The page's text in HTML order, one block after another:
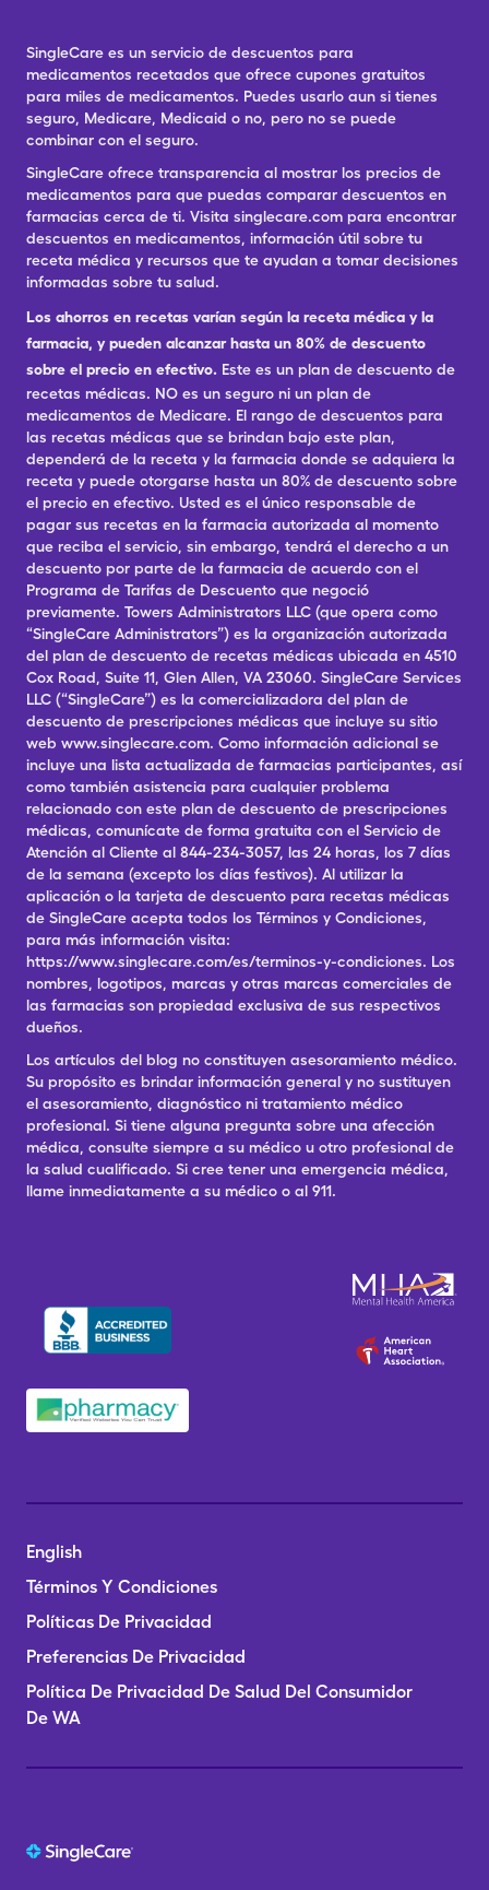
SingleCare es un servicio de descuentos para
medicamentos recetados que ofrece cupones gratuitos
para miles de medicamentos. Puedes usarlo aun si tienes
seguro, Medicare, Medicaid o no, pero no se puede
combinar con el seguro.
SingleCare ofrece transparencia al mostrar los precios de
medicamentos para que puedas comparar descuentos en
farmacias cerca de ti. Visita singlecare.com para encontrar
descuentos en medicamentos, información útil sobre tu
receta médica y recursos que te ayudan a tomar decisiones
informadas sobre tu salud.
Los ahorros en recetas varían según la receta médica y la
farmacia, y pueden alcanzar hasta un 80% de descuento
sobre el precio en efectivo. Este es un plan de descuento de
recetas médicas. NO es un seguro ni un plan de
medicamentos de Medicare. El rango de descuentos para
las recetas médicas que se brindan bajo este plan,
dependerá de la receta y la farmacia donde se adquiera la
receta y puede otorgarse hasta un 80% de descuento sobre
el precio en efectivo. Usted es el único responsable de
pagar sus recetas en la farmacia autorizada al momento
que reciba el servicio, sin embargo, tendrá el derecho a un
descuento por parte de la farmacia de acuerdo con el
Programa de Tarifas de Descuento que negoció
previamente. Towers Administrators LLC (que opera como
“SingleCare Administrators”) es la organización autorizada
del plan de descuento de recetas médicas ubicada en 4510
Cox Road, Suite 11, Glen Allen, VA 23060. SingleCare Services
LLC (“SingleCare”) es la comercializadora del plan de
descuento de prescripciones médicas que incluye su sitio
web www.singlecare.com. Como información adicional se
incluye una lista actualizada de farmacias participantes, así
como también asistencia para cualquier problema
relacionado con este plan de descuento de prescripciones
médicas, comunícate de forma gratuita con el Servicio de
Atención al Cliente al 844-234-3057, las 24 horas, los 7 días
de la semana (excepto los días festivos). Al utilizar la
aplicación o la tarjeta de descuento para recetas médicas
de SingleCare acepta todos los Términos y Condiciones,
para más información visita:
https://www.singlecare.com/es/terminos-y-condiciones. Los
nombres, logotipos, marcas y otras marcas comerciales de
las farmacias son propiedad exclusiva de sus respectivos
dueños.
Los artículos del blog no constituyen asesoramiento médico.
Su propósito es brindar información general y no sustituyen
el asesoramiento, diagnóstico ni tratamiento médico
profesional. Si tiene alguna pregunta sobre una afección
médica, consulte siempre a su médico u otro profesional de
la salud cualificado. Si cree tener una emergencia médica,
llame inmediatamente a su médico o al 911.
English
Términos Y Condiciones
Políticas De Privacidad
Preferencias De Privacidad
Política De Privacidad De Salud Del Consumidor
De WA